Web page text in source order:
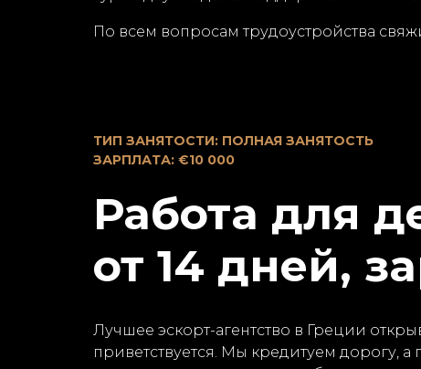
По всем вопросам трудоустройства
ТИП ЗАНЯТОСТИ: ПОЛНАЯ ЗАНЯТОСТЬ
ЗАРПЛАТА: €10 000
Работа для
от 14 дней,
Лучшее эскорт-агентство в Греции
приветствуется. Мы кредитуем дорогу,